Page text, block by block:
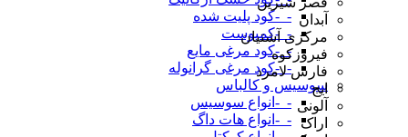
-_-کود پلیت شده
-_-کمپوست
-_-کود مرغی مایع
-_-کود مرغی گرانوله
سوسیس و کالباس
-_-انواع سوسیس
-_-انواع هات داگ
آبدان
مرکزی آشتیان
فیروزکوه
فارس لامرد
ایج
آلونی
اراک